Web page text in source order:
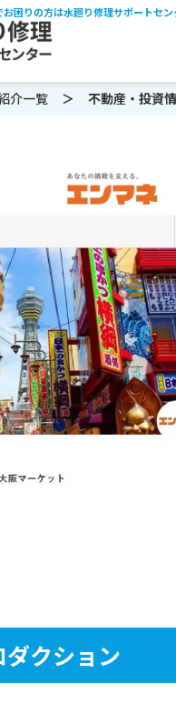
困りの方は水廻り修理サポートセン
介一覧 不動産・投資
クション